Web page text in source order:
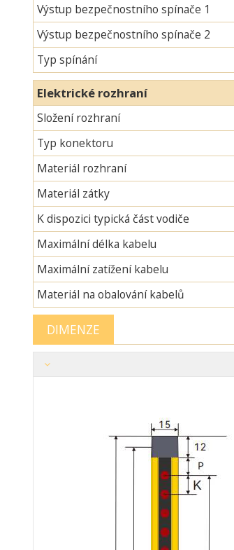
Výstup bezpečnostního spínače 1
Výstup bezpečnostního spínače 2
Typ spínání
Elektrické rozhraní
Složení rozhraní
Typ konektoru
Materiál rozhraní
Materiál zátky
K dispozici typická část vodiče
Maximální délka kabelu
Maximální zatížení kabelu
Materiál na obalování kabelů
DIMENZE